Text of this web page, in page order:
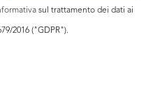
sul trattamento dei dati ai
2016 ("GDPR").